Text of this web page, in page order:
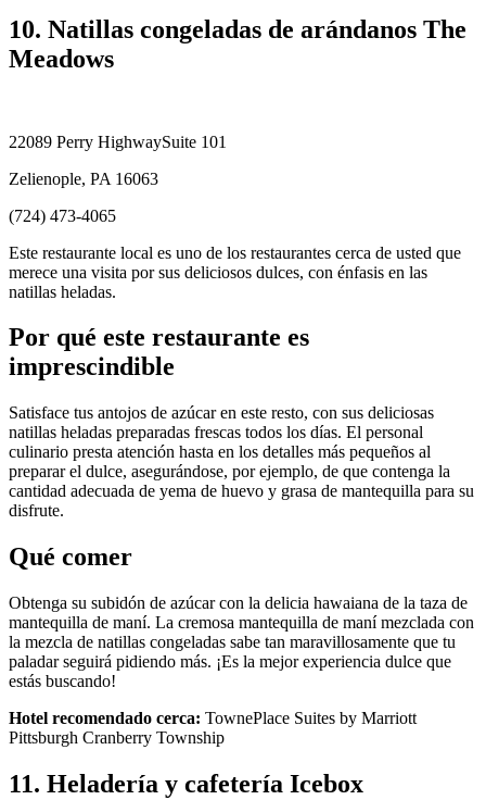
10. Natillas congeladas de arándanos The
Meadows
22089 Perry HighwaySuite 101
Zelienople, PA 16063
(724) 473-4065
Este restaurante local es uno de los restaurantes cerca de usted que
merece una visita por sus deliciosos dulces, con énfasis en las
natillas heladas.
Por qué este restaurante es
imprescindible
Satisface tus antojos de azúcar en este resto, con sus deliciosas
natillas heladas preparadas frescas todos los días. El personal
culinario presta atención hasta en los detalles más pequeños al
preparar el dulce, asegurándose, por ejemplo, de que contenga la
cantidad adecuada de yema de huevo y grasa de mantequilla para su
disfrute.
Qué comer
Obtenga su subidón de azúcar con la delicia hawaiana de la taza de
mantequilla de maní. La cremosa mantequilla de maní mezclada con
la mezcla de natillas congeladas sabe tan maravillosamente que tu
paladar seguirá pidiendo más. ¡Es la mejor experiencia dulce que
estás buscando!
Hotel recomendado cerca: TownePlace Suites by Marriott
Pittsburgh Cranberry Township
11. Heladería y cafetería Icebox